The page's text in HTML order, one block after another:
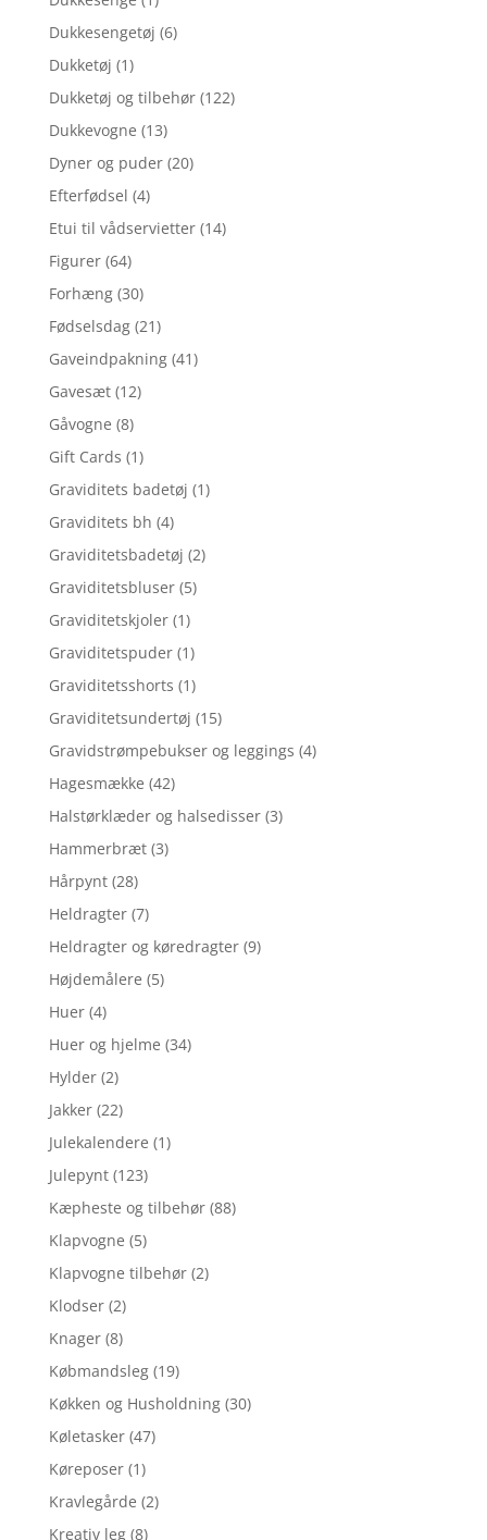
Dukkesengetøj (6)
Dukketøj (1)
Dukketøj og tilbehør (122)
Dukkevogne (13)
Dyner og puder (20)
Efterfødsel (4)
Etui til vådservietter (14)
Figurer (64)
Forhæng (30)
Fødselsdag (21)
Gaveindpakning (41)
Gavesæt (12)
Gåvogne (8)
Gift Cards (1)
Graviditets badetøj (1)
Graviditets bh (4)
Graviditetsbadetøj (2)
Graviditetsbluser (5)
Graviditetskjoler (1)
Graviditetspuder (1)
Graviditetsshorts (1)
Graviditetsundertøj (15)
Gravidstrømpebukser og leggings (4)
Hagesmække (42)
Halstørklæder og halsedisser (3)
Hammerbræt (3)
Hårpynt (28)
Heldragter (7)
Heldragter og køredragter (9)
Højdemålere (5)
Huer (4)
Huer og hjelme (34)
Hylder (2)
Jakker (22)
Julekalendere (1)
Julepynt (123)
Kæpheste og tilbehør (88)
Klapvogne (5)
Klapvogne tilbehør (2)
Klodser (2)
Knager (8)
Købmandsleg (19)
Køkken og Husholdning (30)
Køletasker (47)
Køreposer (1)
Kravlegårde (2)
Kreativ leg (8)